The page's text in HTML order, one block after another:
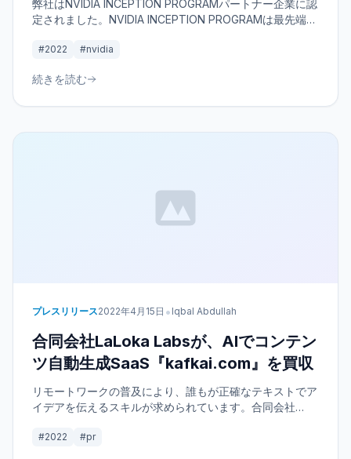
弊社はNVIDIA INCEPTION PROGRAMパートナー企業に認
定されました。NVIDIA INCEPTION PROGRAMは最先端の
チャーキャピタリストとのつながり、企業の認知度を高め
アップがより早く進化するのを支援する無料のプログラム
#2022 #nvidia
続きを読む
プレスリリース2022年4月15日 • Iqbal Abdullah
合同会社LaLoka Labsが、AIでコンテン
ツ自動生成SaaS『kafkai.com』を買収
リモートワークの普及により、誰もが正確なテキストでア
イデアを伝えるスキルが求められています。合同会社
コンテンツ自動生成であなたの発信力を最大化します。効
#2022 #pr